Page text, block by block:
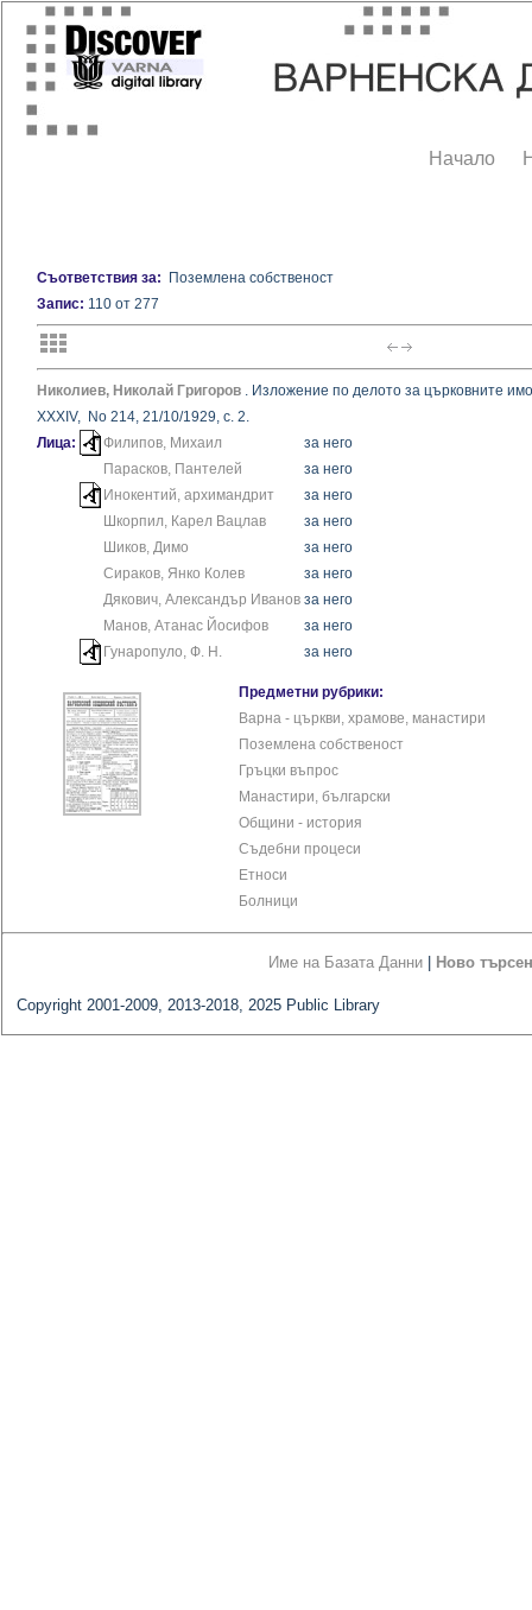
Начало
Съответствия за: Поземлена собственост
Запис: 110 от 277
Николиев, Николай Григоров . Изложение по делото за църковните
XXXIV, No 214, 21/10/1929, с. 2.
Лица:
Филипов, Михаил
за него
Парасков, Пантелей
за него
Инокентий, архимандрит
за него
Шкорпил, Карел Вацлав
за него
Шиков, Димо
за него
Сираков, Янко Колев
за него
Дякович, Александър Иванов за него
Манов, Атанас Йосифов
за него
Гунаропуло, Ф. Н.
за него
Предметни рубрики:
Варна - църкви, храмове, манастири
Поземлена собственост
Гръцки въпрос
Манастири, български
Общини - история
Съдебни процеси
Етноси
Болници
Име на Базата Данни Ново
Copyright 2001-2009, 2013-2018, 2025 Public Library